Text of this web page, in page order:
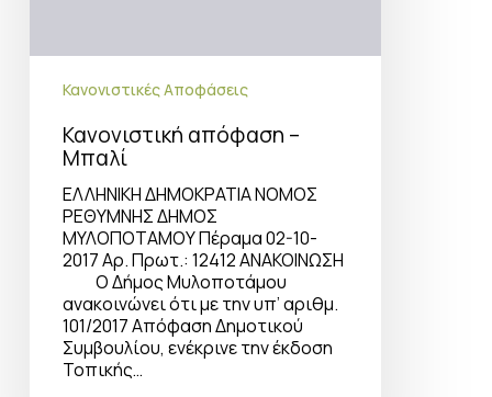
Κανονιστικές Αποφάσεις
Κανονιστική απόφαση –
Μπαλί
ΕΛΛΗΝΙΚΗ ΔΗΜΟΚΡΑΤΙΑ ΝΟΜΟΣ
ΡΕΘΥΜΝΗΣ ΔΗΜΟΣ
ΜΥΛΟΠΟΤΑΜΟΥ Πέραμα 02-10-
2017 Αρ. Πρωτ.: 12412 ΑΝΑΚΟΙΝΩΣΗ
Ο Δήμος Μυλοποτάμου
ανακοινώνει ότι με την υπ’ αριθμ.
101/2017 Απόφαση Δημοτικού
Συμβουλίου, ενέκρινε την έκδοση
Τοπικής…